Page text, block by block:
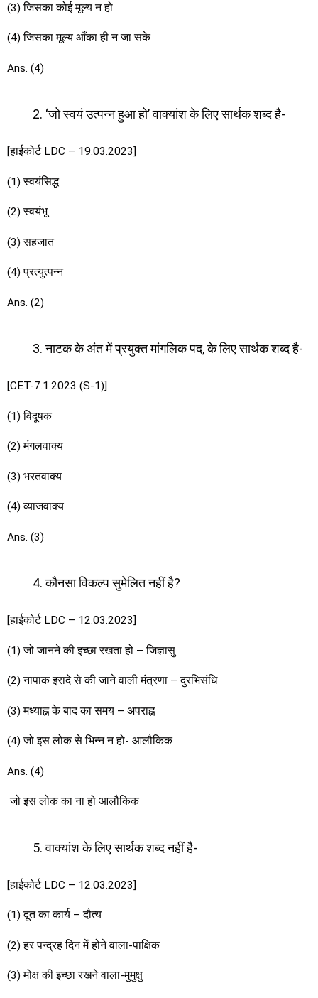
(3) जिसका कोई मूल्य न हो
(4) जिसका मूल्य आँका ही न जा सके
Ans. (4)
‘जो स्वयं उत्पन्न हुआ हो’ वाक्यांश के लिए सार्थक शब्द है-
[हाईकोर्ट LDC – 19.03.2023]
(1) स्वयंसिद्ध
(2) स्वयंभू
(3) सहजात
(4) प्रत्युत्पन्न
Ans. (2)
नाटक के अंत में प्रयुक्त मांगलिक पद, के लिए सार्थक शब्द है-
[CET-7.1.2023 (S-1)]
(1) विदूषक
(2) मंगलवाक्य
(3) भरतवाक्य
(4) व्याजवाक्य
Ans. (3)
कौनसा विकल्प सुमेलित नहीं है?
[हाईकोर्ट LDC – 12.03.2023]
(1) जो जानने की इच्छा रखता हो – जिज्ञासु
(2) नापाक इरादे से की जाने वाली मंत्रणा – दुरभिसंधि
(3) मध्याह्न के बाद का समय – अपराह्न
(4) जो इस लोक से भिन्न न हो- आलौकिक
Ans. (4)
जो इस लोक का ना हो आलौकिक
वाक्यांश के लिए सार्थक शब्द नहीं है-
[हाईकोर्ट LDC – 12.03.2023]
(1) दूत का कार्य – दौत्य
(2) हर पन्द्रह दिन में होने वाला-पाक्षिक
(3) मोक्ष की इच्छा रखने वाला-मुमुक्षु